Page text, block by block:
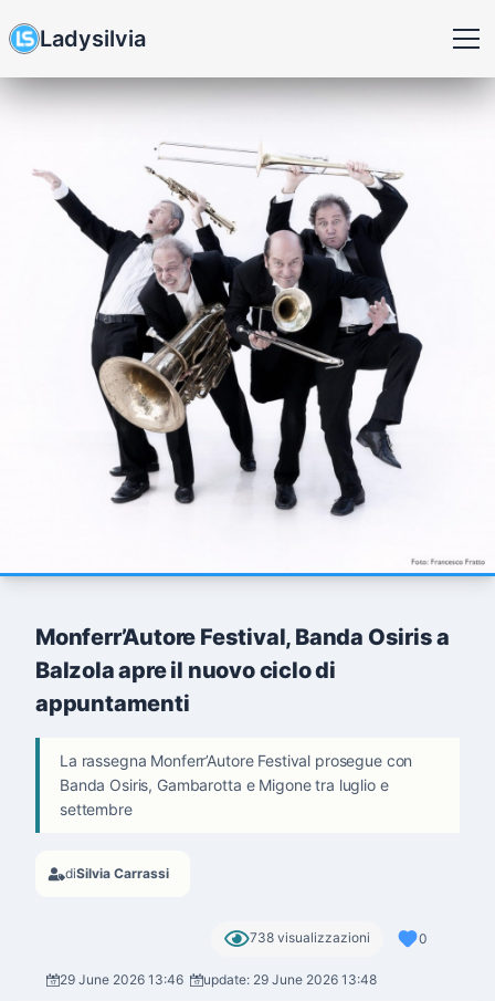
Ladysilvia
Monferr’Autore Festival, Banda Osiris a
Balzola apre il nuovo ciclo di
appuntamenti
La rassegna Monferr’Autore Festival prosegue con
Banda Osiris, Gambarotta e Migone tra luglio e
settembre
diSilvia Carrassi
738 visualizzazioni 0
29 June 2026 13:46 update: 29 June 2026 13:48